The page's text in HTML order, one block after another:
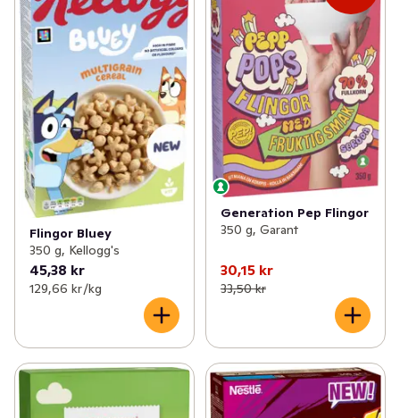
Flingor Bluey
350 g, Kellogg's
45,38 kr
129,66 kr /kg
Generation Pep Flingor
350 g, Garant
30,15 kr
33,50 kr